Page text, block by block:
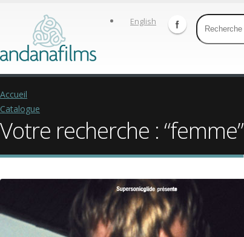
English
Accueil
Catalogue
Votre recherche : “femme”